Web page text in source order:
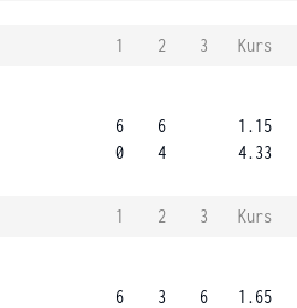
1 2 3
Kurs
6
0
6
4
1.15
4.33
1 2 3
Kurs
6
3
6
1.65